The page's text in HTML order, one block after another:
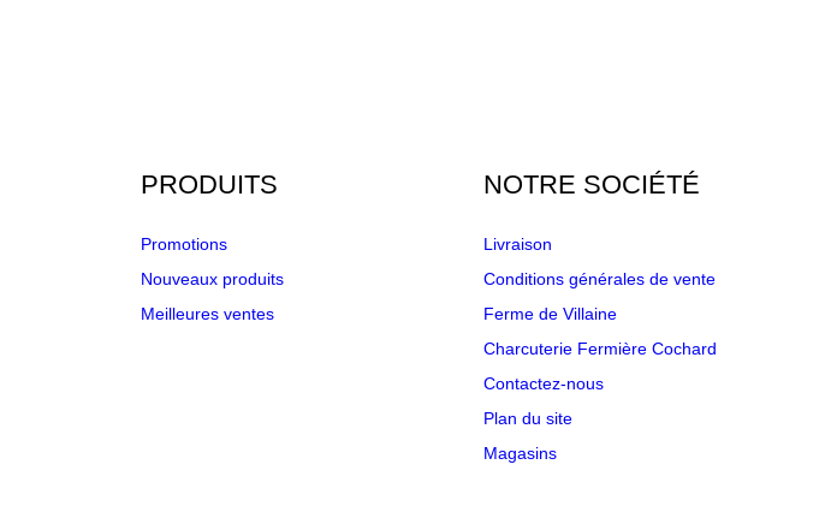
PRODUITS
Promotions
Nouveaux produits
Meilleures ventes
NOTRE SOCIÉTÉ
Livraison
Conditions générales de vente
Ferme de Villaine
Charcuterie Fermière Cochard
Contactez-nous
Plan du site
Magasins